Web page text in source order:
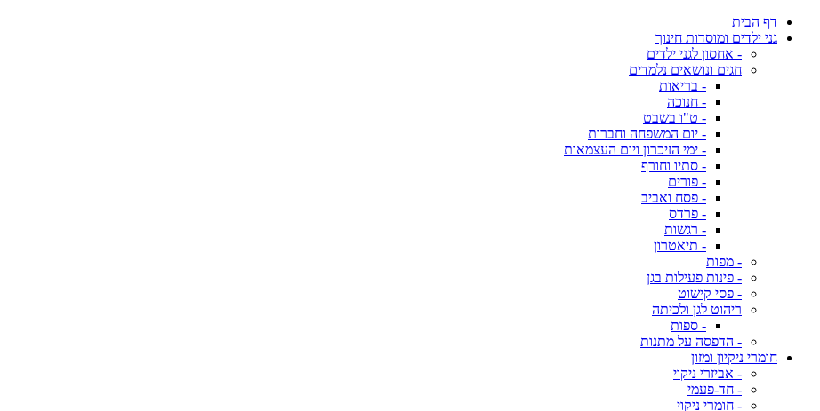
דף הבית
גני ילדים ומוסדות חינוך
- אחסון לגני ילדים
חגים ונושאים נלמדים
- בריאות
- חנוכה
- ט"ו בשבט
- יום המשפחה וחברות
- ימי הזיכרון ויום העצמאות
- סתיו וחורף
- פורים
- פסח ואביב
- פרדס
- רגשות
- תיאטרון
- מפות
- פינות פעילות בגן
- פסי קישוט
ריהוט לגן ולכיתה
- ספות
- הדפסה על מתנות
חומרי ניקיון ומזון
- אביזרי ניקוי
- חד-פעמי
- חומרי ניקוי